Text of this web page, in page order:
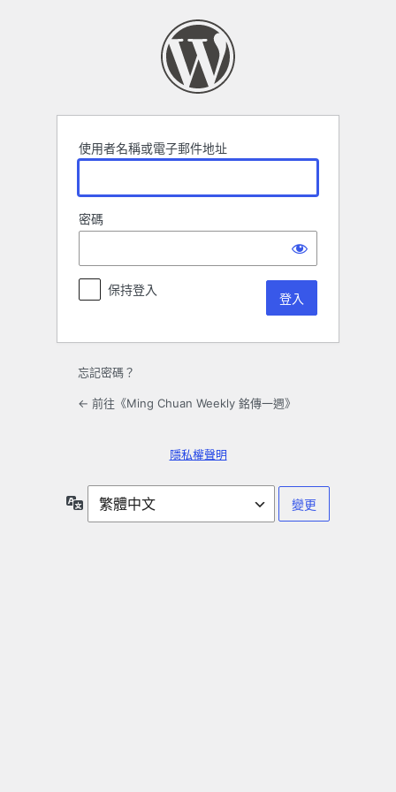
使用者名稱或電子郵件地址
密碼
保持登入
忘記密碼？
← 前往《Ming Chuan Weekly 銘傳一週》
隱私權聲明
言